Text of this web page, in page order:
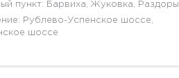
пункт: Барвиха, Жуковка, Раздоры
Рублево-Успенское шоссе,
шоссе